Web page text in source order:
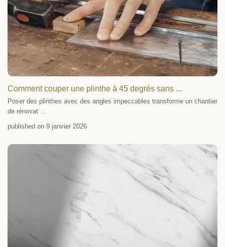
Comment couper une plinthe à 45 degrés sans ...
Poser des plinthes avec des angles impeccables transforme un chantier
de rénovat
published on 9 janvier 2026